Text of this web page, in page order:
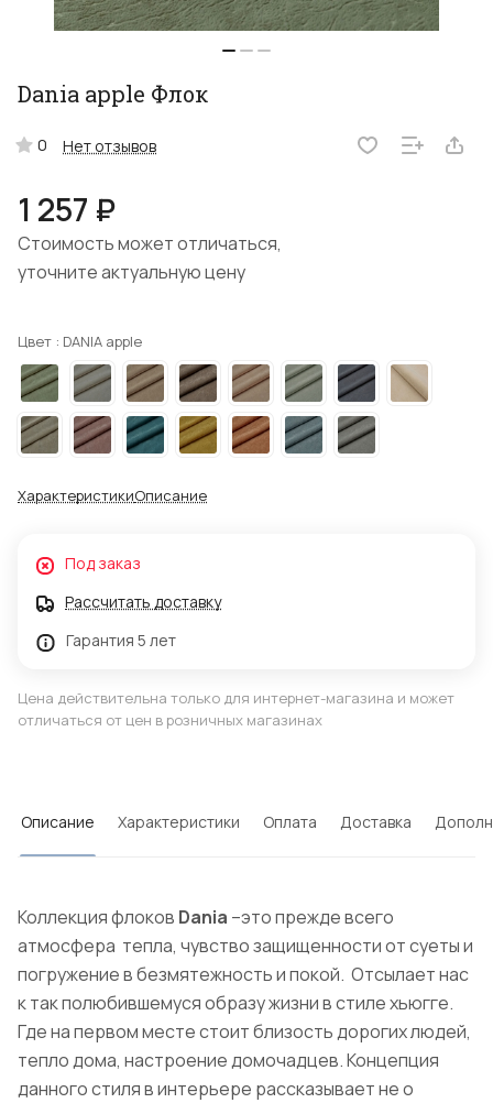
Dania apple Флок
0 Нет отзывов
1 257 ₽
Стоимость может отличаться,
уточните актуальную цену
Цвет : DANIA apple
ХарактеристикиОписание
Под заказ
Рассчитать доставку
Гарантия 5 лет
Цена действительна только для интернет-магазина и может
отличаться от цен в розничных магазинах
Описание Характеристики Оплата Доставка
Коллекция флоков Dania –это прежде всего
атмосфера тепла, чувство защищенности от суеты и
погружение в безмятежность и покой. Отсылает нас
к так полюбившемуся образу жизни в стиле хьюгге.
Где на первом месте стоит близость дорогих людей,
тепло дома, настроение домочадцев. Концепция
данного стиля в интерьере рассказывает не о